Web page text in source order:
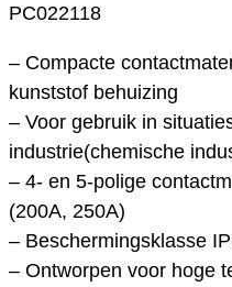
PC022118
– Compacte
kunststof behuizing
– Voor gebruik in
industrie(chemische
– 4- en 5-polige
(200A, 250A)
– Beschermingsklasse
– Ontworpen voor hoge